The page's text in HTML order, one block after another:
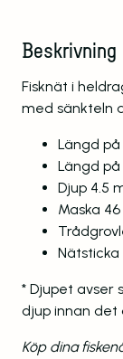
Beskrivning
Fisknät i
med sänkteln
Längd
Längd
Djup 4.5
Maska
* Djupet avser
djup innan det
Köp dina